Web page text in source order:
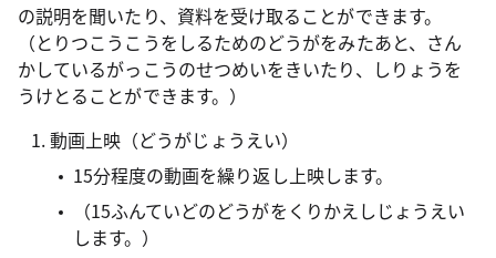
の説明を聞いたり、資料を受け取ることができます。
（とりつこうこうをしるためのどうがをみたあと、さん
かしているがっこうのせつめいをきいたり、しりょうを
うけとることができます。）
動画上映（どうがじょうえい）
15分程度の動画を繰り返し上映します。
（15ふんていどのどうがをくりかえしじょうえい
します。）